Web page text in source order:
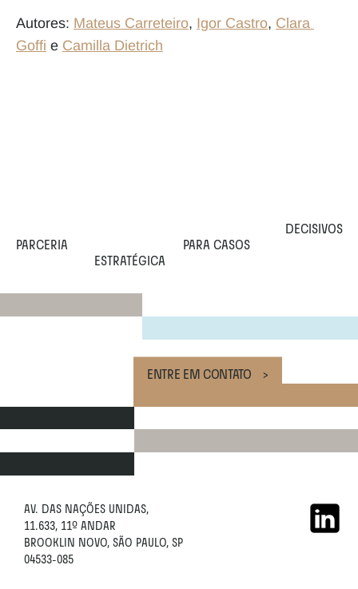
Autores: Mateus Carreteiro, Igor Castro, Clara
Goffi e Camilla Dietrich
PARCERIA
ESTRATÉGICA
PARA CASOS
DECISIVOS
ENTRE EM CONTATO    >
AV. DAS NAÇÕES UNIDAS,
11.633, 11º ANDAR
BROOKLIN NOVO, SÃO PAULO, SP
04533-085